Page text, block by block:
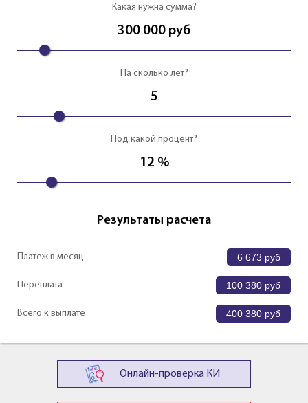
Какая нужна сумма?
300 000 руб
На сколько лет?
5
Под какой процент?
12 %
Результаты расчета
Платеж в месяц 6 673 руб
Переплата 100 380 руб
Всего к выплате 400 380 руб
Онлайн-проверка КИ